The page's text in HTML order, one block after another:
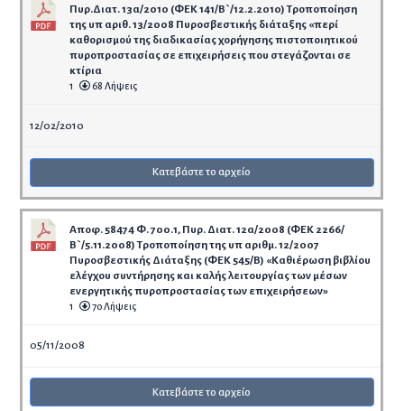
Πυρ.Διατ. 13α/2010 (ΦΕΚ 141/Β`/12.2.2010) Τροποποίηση
της υπ αριθ. 13/2008 Πυροσβεστικής διάταξης «περί
καθορισμού της διαδικασίας χορήγησης πιστοποιητικού
πυροπροστασίας σε επιχειρήσεις που στεγάζονται σε
κτίρια
1 68 Λήψεις
12/02/2010
Κατεβάστε το αρχείο
Αποφ. 58474 Φ. 700.1, Πυρ. Διατ. 12α/2008 (ΦΕΚ 2266/
Β`/5.11.2008) Τροποποίηση της υπ αριθμ. 12/2007
Πυροσβεστικής Διάταξης (ΦΕΚ 545/Β) «Καθιέρωση βιβλίου
ελέγχου συντήρησης και καλής λειτουργίας των μέσων
ενεργητικής πυροπροστασίας των επιχειρήσεων»
1 70 Λήψεις
05/11/2008
Κατεβάστε το αρχείο